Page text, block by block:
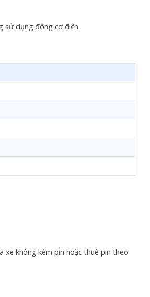
sử dụng động cơ điện.
xe không kèm pin hoặc thuê pin theo